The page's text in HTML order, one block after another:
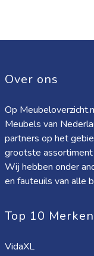
Over ons
Op
Meubels van
partners op het
grootste assortiment
Wij hebben onder
en fauteuils van alle
Top 10 Merken
VidaXL